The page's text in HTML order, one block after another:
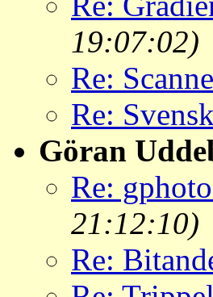
19:07:02)
Re:
Re:
Göran
Re:
21:12:10)
Re: